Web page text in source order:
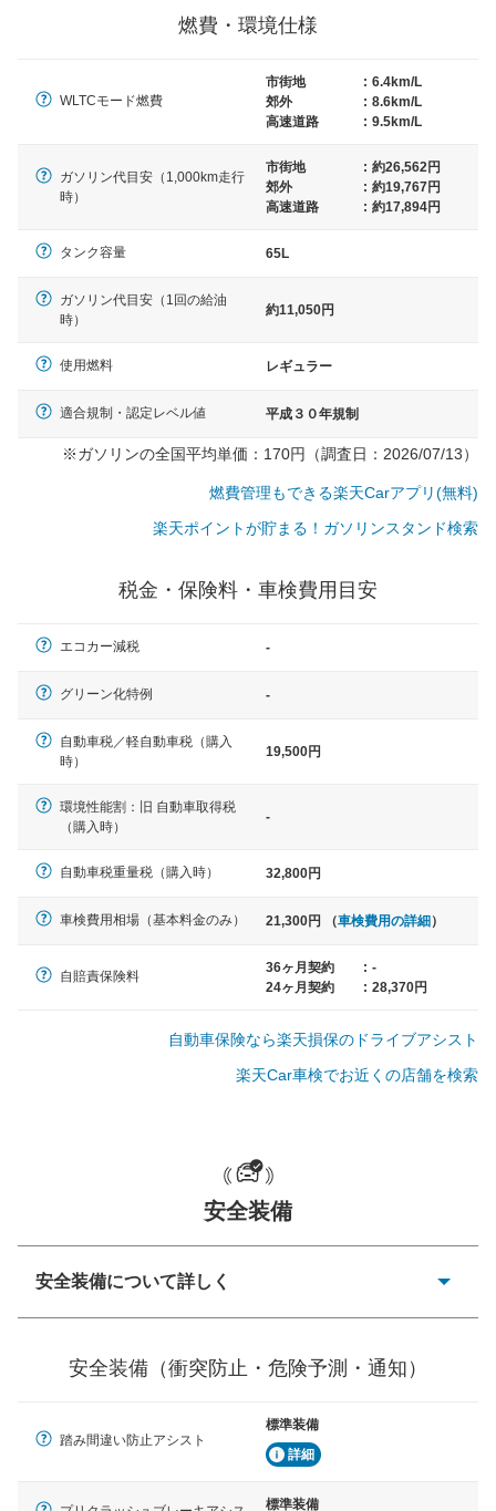
× 長さ 5,000mm 車路幅 5,000mmというサイズが標準値
クラウン、アルファード、フォレ
スター、ハイエースワゴン、デリ
燃費・環境仕様
WLTCモード燃費
市街地 : 6.4km/L
郊外
: 8.6km/L
高速道路
: 9.5km/L
ガソリン代目安（1,000km走行
時）
市街地 : 約26,562円
郊外
: 約19,767円
高速道路
: 約17,894円
タンク容量 65L
ガソリン代目安（1回の給油
時）
約11,050円
使用燃料 レギュラー
適合規制・認定レベル値 平成３０年規制
※ガソリンの全国平均単価：170円（調査日：2026/07/13）
燃費管理もできる楽天Carアプリ(無料)
楽天ポイントが貯まる！ガソリンスタンド検索
税金・保険料・車検費用目安
エコカー減税 -
グリーン化特例 -
自動車税／軽自動車税（購入
時）
19,500円
環境性能割：旧 自動車取得税
（購入時）
-
自動車税重量税（購入時） 32,800円
車検費用相場（基本料金のみ） 21,300円 （車検費用の詳細）
自賠責保険料
36ヶ月契約 : -
24ヶ月契約
: 28,370円
自動車保険なら楽天損保のドライブアシスト
楽天Car車検でお近くの店舗を検索
安全装備
安全装備について詳しく
ーキアシスト、ABSなどが装備されています。
見えにくい場所に潜む危険を予測・通知するためのシス
テムなどが装備されています。
安全装備（衝突防止・危険予測・通知）
踏み間違い防止アシスト
標準装備
詳細
標準装備